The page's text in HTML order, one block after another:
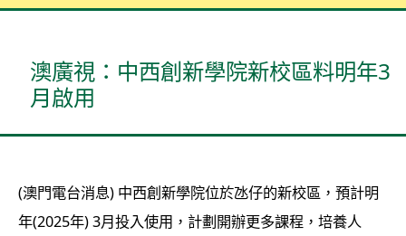
澳廣視：中西創新學院新校區料明年3
月啟用
(澳門電台消息) 中西創新學院位於氹仔的新校區，預計明
年(2025年) 3月投入使用，計劃開辦更多課程，培養人